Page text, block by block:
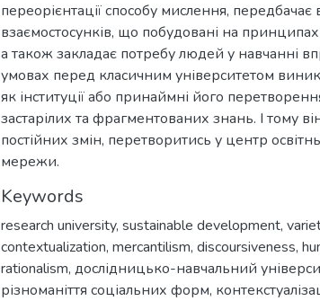
переорієнтації способу мислення, передбачає
взаємостосунків, що побудовані на принципах
а також закладає потребу людей у навчанні
умовах перед класичним університетом
як інституції або принаймні його
застарілих та фрагментованих знань. І тому
постійних змін, перетворитись у центр
мережи.
Keywords
research university, sustainable development,
contextualization, mercantilism, discoursiveness,
rationalism, дослідницько-навчальний
різноманіття соціальних форм,